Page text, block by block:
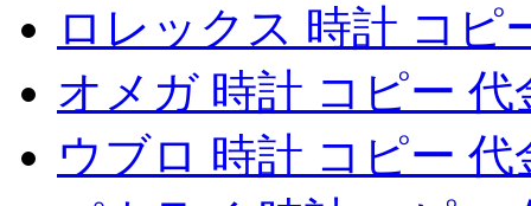
ロレックス 時計 コピ
オメガ 時計 コピー 代
ウブロ 時計 コピー 代